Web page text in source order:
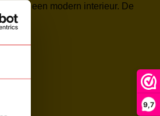
9,7
in een modern interieur. De